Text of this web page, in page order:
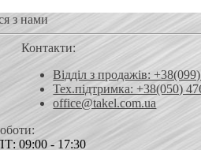
з нами
Контакти:
Відділ з продажів:
Тех.підтримка: +38(050)
office@takel.com.ua
09:00 - 17:30